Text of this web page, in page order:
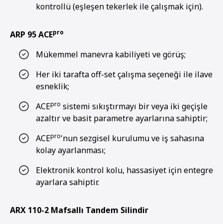
kontrollü (eşleşen tekerlek ile çalışmak için).
ARP 95 ACEpro
Mükemmel manevra kabiliyeti ve görüş;
Her iki tarafta off-set çalışma seçeneği ile ilave
esneklik;
ACEpro sistemi sıkıştırmayı bir veya iki geçişle
azaltır ve basit parametre ayarlarına sahiptir;
ACEpro'nun sezgisel kurulumu ve iş sahasına
kolay ayarlanması;
Elektronik kontrol kolu, hassasiyet için entegre
ayarlara sahiptir.
ARX 110-2 Mafsallı Tandem Silindir